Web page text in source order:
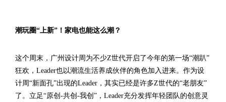
潮玩圈“上新”！家电也能这么潮？
这个周末，广州设计周为不少Z世代开启了今年的第一场“潮趴”
狂欢，Leader也以潮流生活养成伙伴的角色加入进来。作为设
计周“新面孔”出现的Leader，其实已经是许多Z世代的“老朋友”
了。立足“原创-共创-我创”，Leader充分发挥年轻团队的创意灵